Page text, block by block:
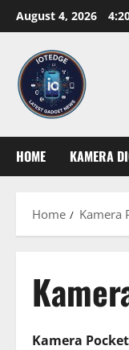
Skip
to
content
August 4, 2026
HOME KAMERA
Home Kamera
Kamera Pocket